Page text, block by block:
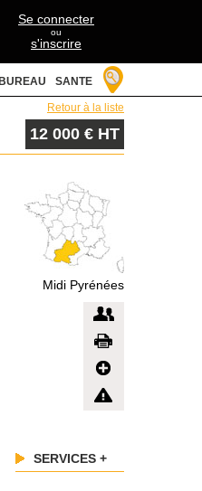
Se connecter
ou
s'inscrire
SANTE
Retour à la liste
12 000 € HT
Midi Pyrénées
SERVICES +